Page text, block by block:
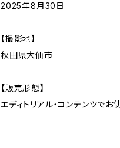
2025年8月30日
【撮影地】
秋田県大仙市
【販売形態】
エディトリアル・コンテンツでお